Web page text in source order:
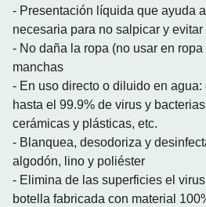
- Presentación líquida que ayuda
necesaria para no salpicar y
- No daña la ropa (no usar en
manchas
- En uso directo o diluido en
hasta el 99.9% de virus y
cerámicas y plásticas, etc.
- Blanquea, desodoriza y
algodón, lino y poliéster
- Elimina de las superficies el
botella fabricada con material